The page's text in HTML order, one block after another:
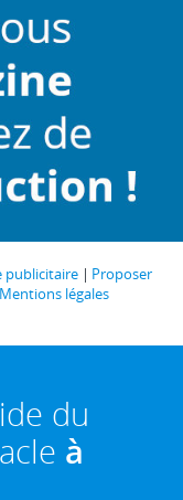
publicitaire
Proposer
Mentions légales
du
à